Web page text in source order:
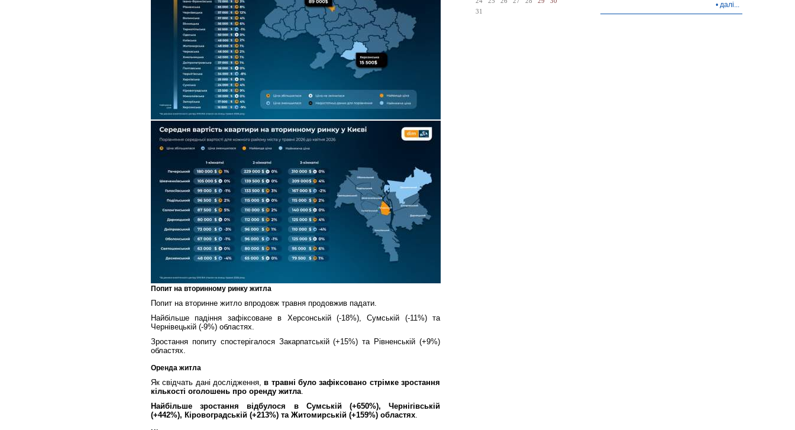
Попит на вторинному ринку житла
Попит на вторинне житло впродовж травня продовжив падати.
Найбільше падіння зафіксоване в Херсонській (-18%), Сумській (-11%) та
Чернівецькій (-9%) областях.
Зростання попиту спостерігалося Закарпатській (+15%) та Рівненській (+9%)
областях.
Оренда житла
Як свідчать дані дослідження,в травні було зафіксовано стрімке зростання
кількості оголошень про оренду житла.
Найбільше зростання відбулося в Сумській (+650%), Чернігівській
(+442%), Кіровоградській (+213%) та Житомирській (+159%) областях.
31
• далі...